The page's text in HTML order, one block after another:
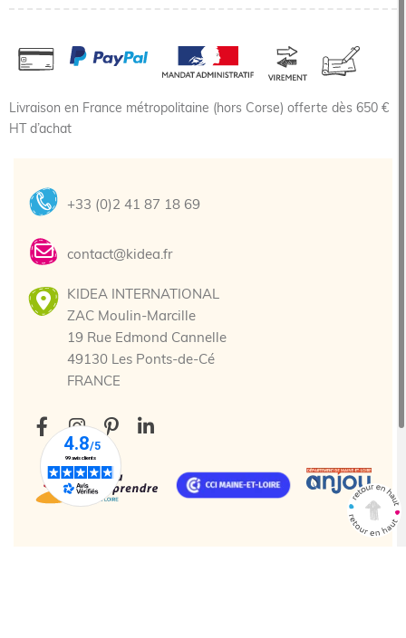
Livraison en France métropolitaine (hors Corse) offerte dès 650 €
HT d’achat
+33 (0)2 41 87 18 69
contact@kidea.fr
KIDEA INTERNATIONAL
ZAC Moulin-Marcille
19 Rue Edmond Cannelle
49130 Les Ponts-de-Cé
FRANCE